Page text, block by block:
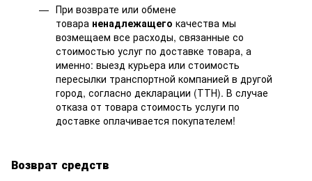
При возврате или обмене
товара ненадлежащего качества мы
возмещаем все расходы, связанные со
стоимостью услуг по доставке товара, а
именно: выезд курьера или стоимость
пересылки транспортной компанией в другой
город, согласно декларации (ТТН). В случае
отказа от товара стоимость услуги по
доставке оплачивается покупателем!
Возврат средств